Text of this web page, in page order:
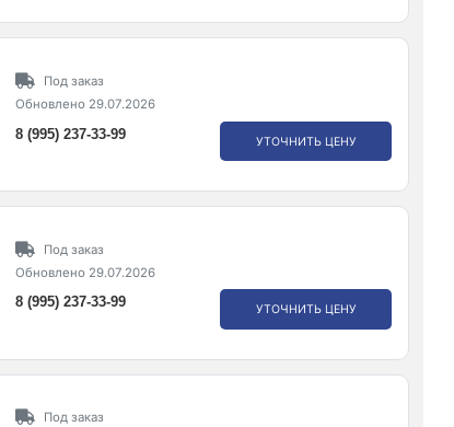
Под заказ
Обновлено 29.07.2026
8 (995) 237-33-99 УТОЧНИТЬ ЦЕНУ
Под заказ
Обновлено 29.07.2026
8 (995) 237-33-99 УТОЧНИТЬ ЦЕНУ
Под заказ